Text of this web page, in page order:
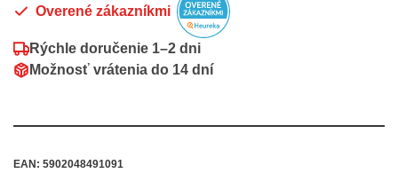
Overené zákazníkmi
Rýchle doručenie 1–2 dni
Možnosť vrátenia do 14 dní
EAN: 5902048491091